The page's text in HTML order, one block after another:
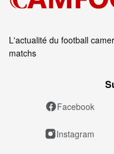
L'actualité du football
matchs
Facebook
Instagram